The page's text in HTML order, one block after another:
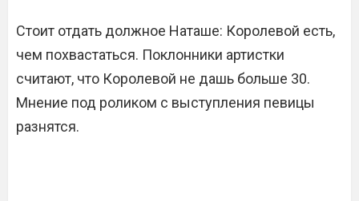
Стоит отдать должное Наташе: Королевой есть,
чем похвастаться. Поклонники артистки
считают, что Королевой не дашь больше 30.
Мнение под роликом с выступления певицы
разнятся.